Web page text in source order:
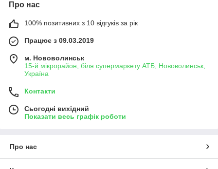
Про нас
100% позитивних з 10 відгуків за рік
Працює з 09.03.2019
м. Нововолинськ
15-й мікрорайон, біля супермаркету АТБ, Нововолинськ,
Україна
Контакти
Сьогодні вихідний
Показати весь графік роботи
Про нас